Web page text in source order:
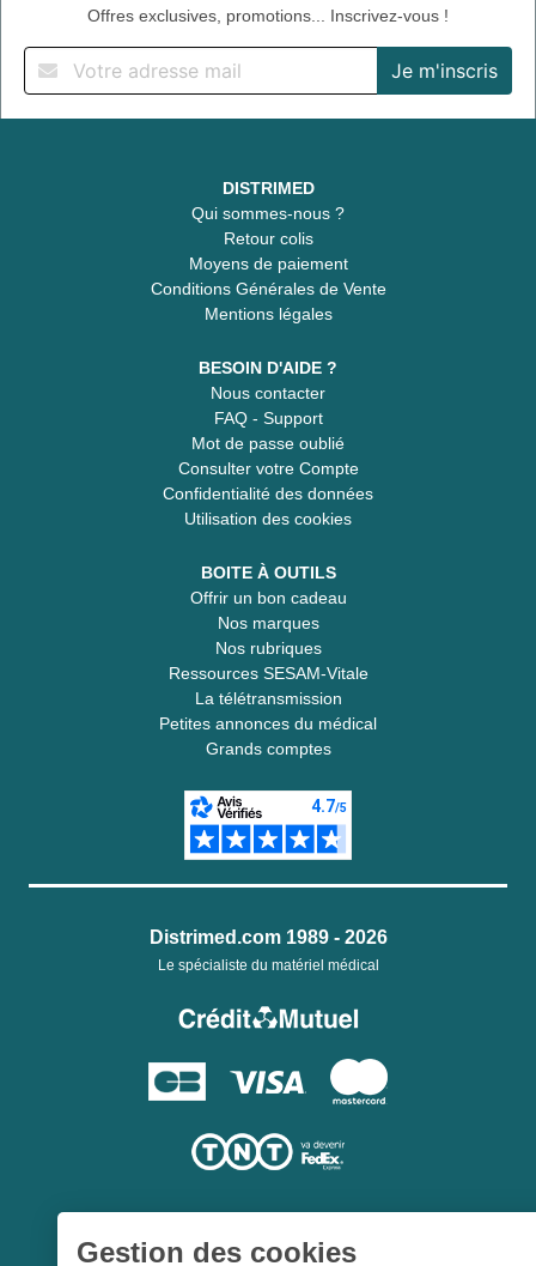
Offres exclusives, promotions... Inscrivez-vous !
DISTRIMED
Qui sommes-nous ?
Retour colis
Moyens de paiement
Conditions Générales de Vente
Mentions légales
BESOIN D'AIDE ?
Nous contacter
FAQ - Support
Mot de passe oublié
Consulter votre Compte
Confidentialité des données
Utilisation des cookies
BOITE À OUTILS
Offrir un bon cadeau
Nos marques
Nos rubriques
Ressources SESAM-Vitale
La télétransmission
Petites annonces du médical
Grands comptes
Distrimed.com 1989 - 2026
Le spécialiste du matériel médical
Gestion des cookies